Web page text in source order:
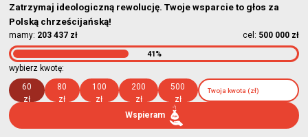
Zatrzymaj ideologiczną rewolucję. Twoje wsparcie to głos za
Polską chrześcijańską!
mamy: 203 437 zł cel: 500 000 zł
41%
wybierz kwotę:
60
zł
80
zł
100
zł
200
zł
500
zł
Wspieram